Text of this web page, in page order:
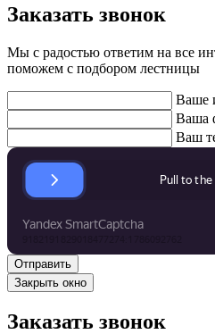
Заказать звонок
Мы с радостью ответим на все
поможем с подбором лестницы
Ваше
Ваша
Ваш
Закрыть окно
Заказать звонок